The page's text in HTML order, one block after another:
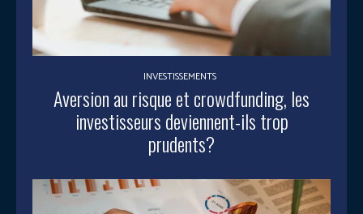
INVESTISSEMENTS
Aversion au risque et crowdfunding, les
investisseurs deviennent-ils trop
prudents?